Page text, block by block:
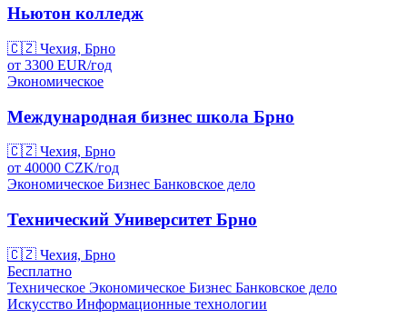
Ньютон колледж
🇨🇿 Чехия, Брно
от 3300 EUR/год
Экономическое
Международная бизнес школа Брно
🇨🇿 Чехия, Брно
от 40000 CZK/год
Экономическое Бизнес Банковское дело
Технический Университет Брно
🇨🇿 Чехия, Брно
Бесплатно
Техническое Экономическое Бизнес Банковское дело
Искусство Информационные технологии